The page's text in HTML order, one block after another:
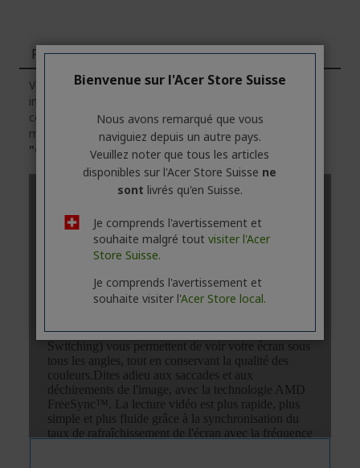
Fonctions
Veuillez noter que l'onglet "Fonctions"contient des
informations générales sur la série des produits. Pour
connaître les caractéristiques techniques exactes du
modèle sélectionné, veuillezcliquer sur l'onglet
"Caractéristiques".
Bienvenue sur l'Acer Store Suisse
Nous avons remarqué que vous
naviguiez depuis un autre pays.
Veuillez noter que tous les articles
disponibles sur l'Acer Store Suisse ne
sont livrés qu'en Suisse.
Je comprends l'avertissement et
souhaite malgré tout visiter l'Acer
Store Suisse.
Je comprends l'avertissement et
souhaite visiter l'Acer Store local.